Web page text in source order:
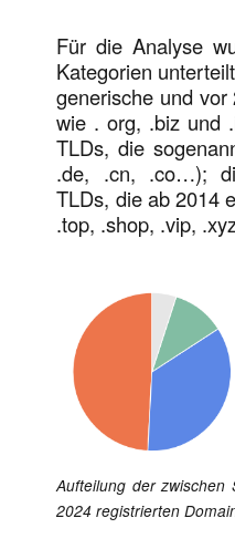
Für die Analyse
Kategorien
generische und
wie . org, .biz und
TLDs, die
.de, .cn, .co…);
TLDs, die ab 2014
.top, .shop, .vip,
Aufteilung der zwischen
2024 registrierten